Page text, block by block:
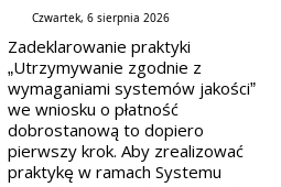
Czwartek, 6 sierpnia 2026
Zadeklarowanie praktyki
„Utrzymywanie zgodnie z
wymaganiami systemów jakości”
we wniosku o płatność
dobrostanową to dopiero
pierwszy krok. Aby zrealizować
praktykę w ramach Systemu